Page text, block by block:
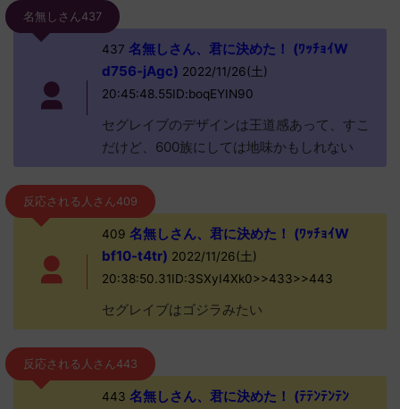
名無しさん437
437 名無しさん、君に決めた！ (ﾜｯﾁｮｲW
d756-jAgc) 2022/11/26(土)
20:45:48.55ID:boqEYIN90
セグレイブのデザインは王道感あって、すこ
だけど、600族にしては地味かもしれない
反応される人さん409
409 名無しさん、君に決めた！ (ﾜｯﾁｮｲW
bf10-t4tr) 2022/11/26(土)
20:38:50.31ID:3SXyI4Xk0>>433>>443
セグレイブはゴジラみたい
反応される人さん443
443 名無しさん、君に決めた！ (ﾃﾃﾝﾃﾝﾃﾝ